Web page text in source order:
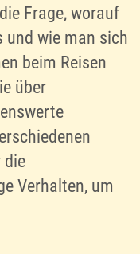
Frage, worauf
und wie man sich
beim Reisen
über
die
Verhalten, um